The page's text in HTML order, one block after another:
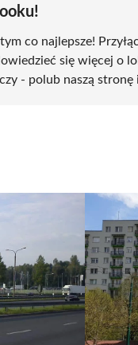
co najlepsze!
się więcej o
- polub naszą stronę